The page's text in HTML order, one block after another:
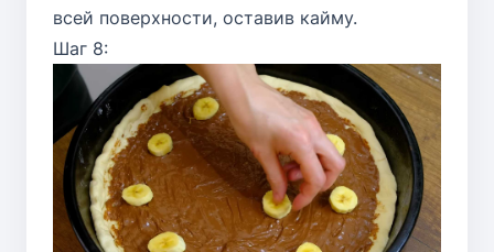
всей поверхности, оставив кайму.
Шаг 8: